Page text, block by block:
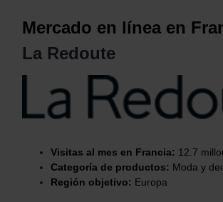
Mercado en línea en
La Redoute
Visitas al mes en Francia: 12.7
Categoría de productos: Moda y
Región objetivo: Europa